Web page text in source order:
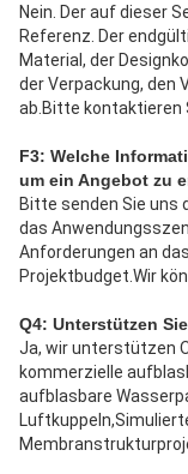
Nein. Der auf dieser
Referenz. Der
Material, der
der Verpackung, den
ab.Bitte kontaktieren
F3: Welche
um ein Angebot zu
Bitte senden Sie uns
das
Anforderungen an
Projektbudget.Wir
Q4: Unterstützen
Ja, wir unterstützen
kommerzielle
aufblasbare